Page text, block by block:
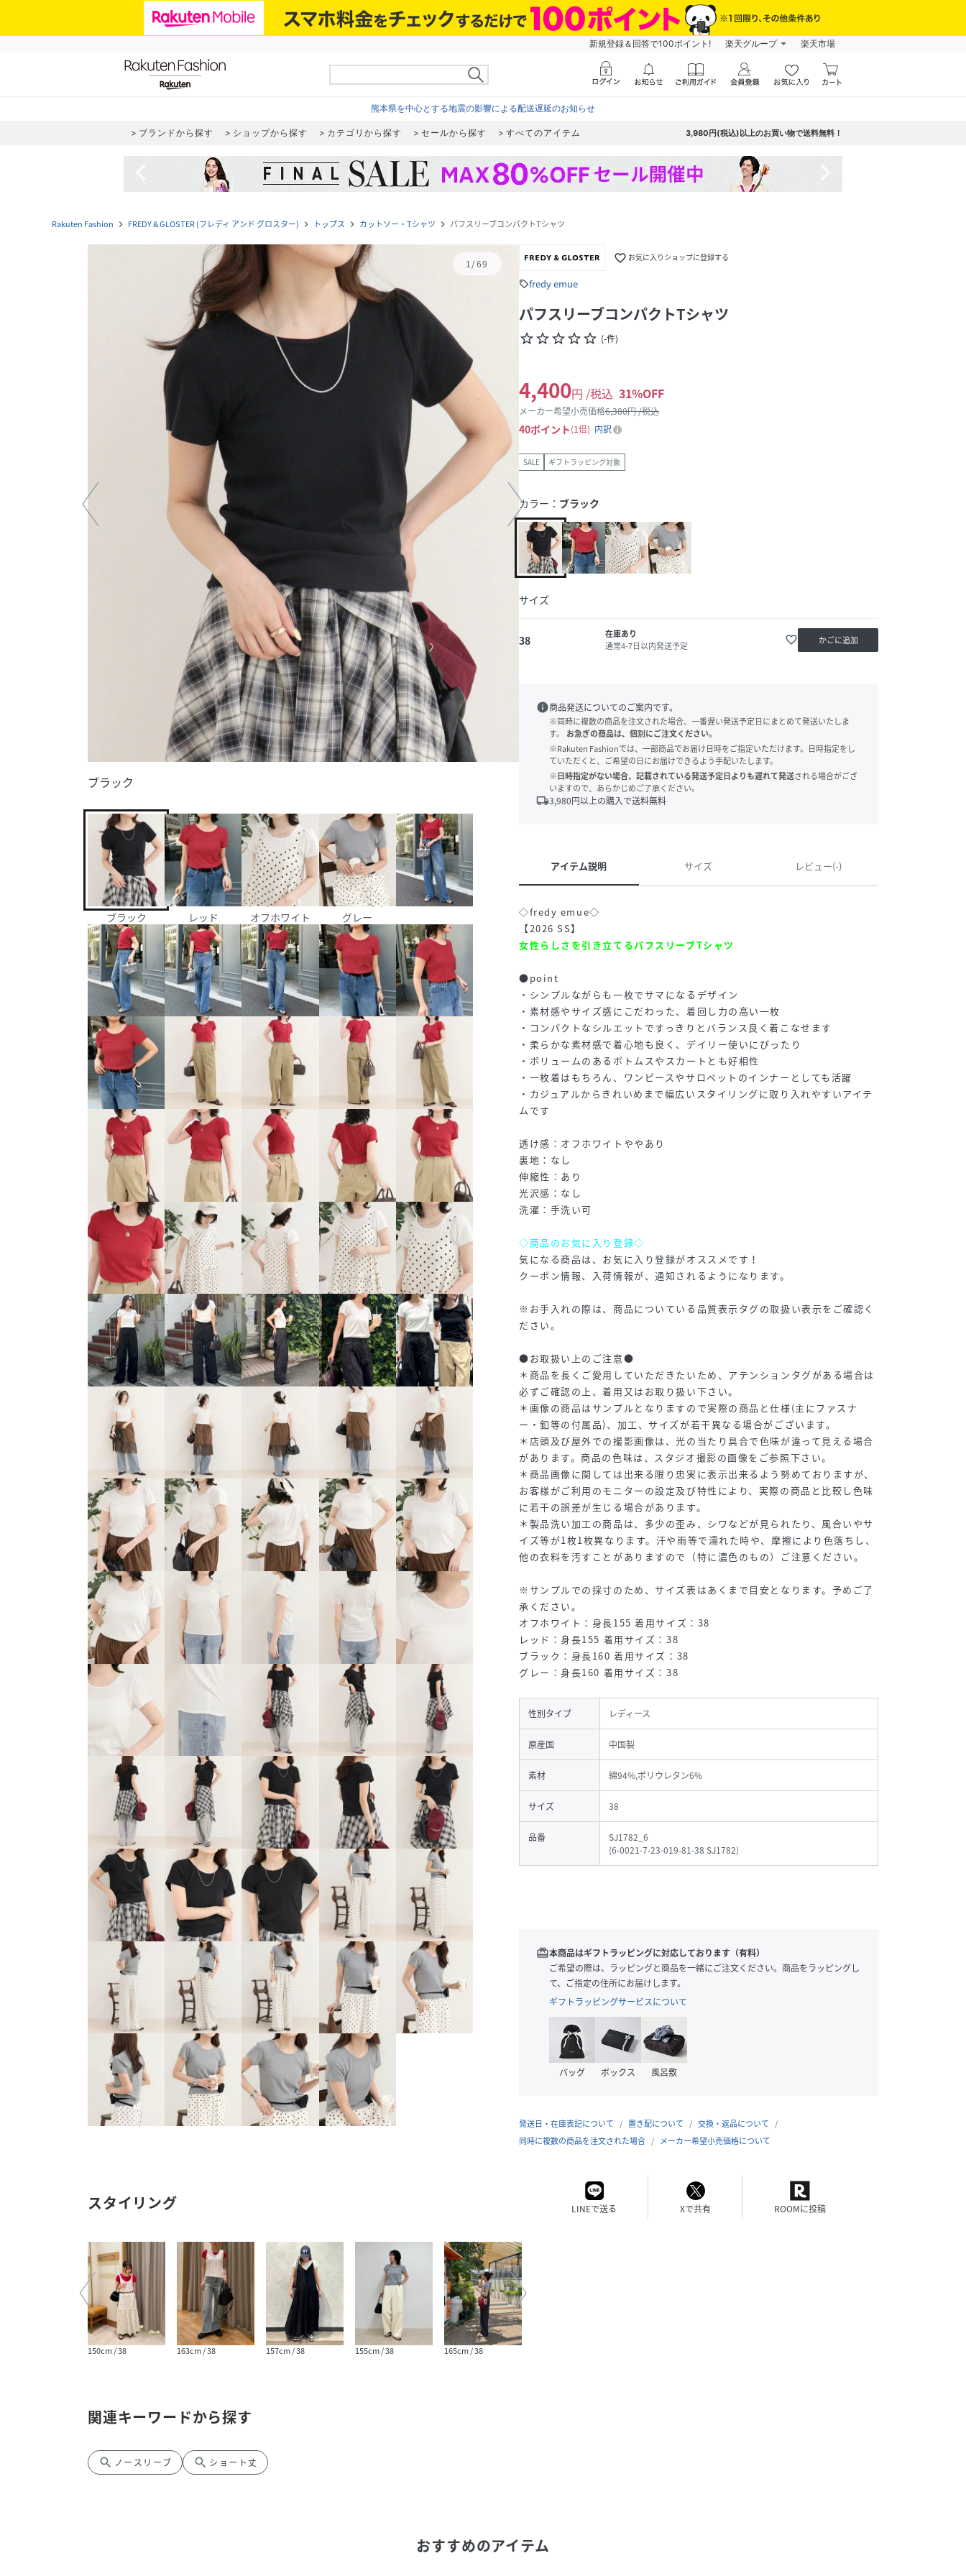
新規登録＆回答で100ポイント! 楽天グループ 楽天市場
熊本県を中心とする地震の影響による配送遅延のお知らせ
ブランドから探す ショップから探す カテゴリから探す セールから探す すべてのアイテム 3,980円(税込)以上のお買い物で送料無料！
Rakuten Fashion navigate_next FREDY & GLOSTER (フレディ アンド グロスター) navigate_next トップス navigate_next カットソー・Tシャツ navigate_next パフスリーブコンパクトTシャツ
1/69
ブラック
ブラック レッド オフホワイト グレー
スタイリング
150cm / 38 163cm / 38 157cm / 38 155cm / 38 165cm / 38
関連キーワードから探す
search ノースリーブ search ショート丈
favorite_border お気に入りショップに登録する
sellfredy emue
パフスリーブコンパクトTシャツ
star_borderstar_borderstar_borderstar_borderstar_border (-件)
4,400円 /税込 31%OFF
メーカー希望小売価格6,380円 /税込
40ポイント 1倍 内訳
SALE ギフトラッピング対象
カラー： ブラック
サイズ
38
在庫あり
通常4-7日以内発送予定
favorite_border かごに追加
info商品発送についてのご案内です。
※同時に複数の商品を注文された場合、一番遅い発送予定日にまとめて発送いたしま
す。
お急ぎの商品は、個別にご注文ください。
※Rakuten Fashionでは、一部商品でお届け日時をご指定いただけます。日時指定をし
ていただくと、ご希望の日にお届けできるよう手配いたします。
※日時指定がない場合、記載されている発送予定日よりも遅れて発送される場合がござ
いますので、あらかじめご了承ください。
local_shipping3,980円以上の購入で送料無料
アイテム説明 サイズ レビュー(-)
◇fredy emue◇
【2026 SS】
女性らしさを引き立てるパフスリーブTシャツ
●point
・シンプルながらも一枚でサマになるデザイン
・素材感やサイズ感にこだわった、着回し力の高い一枚
・コンパクトなシルエットですっきりとバランス良く着こなせます
・柔らかな素材感で着心地も良く、デイリー使いにぴったり
・ボリュームのあるボトムスやスカートとも好相性
・一枚着はもちろん、ワンピースやサロペットのインナーとしても活躍
・カジュアルからきれいめまで幅広いスタイリングに取り入れやすいアイテ
ムです
透け感：オフホワイトややあり
裏地：なし
伸縮性：あり
光沢感：なし
洗濯：手洗い可
◇商品のお気に入り登録◇
気になる商品は、お気に入り登録がオススメです！
クーポン情報、入荷情報が、通知されるようになります。
※お手入れの際は、商品についている品質表示タグの取扱い表示をご確認く
ださい。
●お取扱い上のご注意●
＊商品を長くご愛用していただきたいため、アテンションタグがある場合は
必ずご確認の上、着用又はお取り扱い下さい。
＊画像の商品はサンプルとなりますので実際の商品と仕様(主にファスナ
ー・釦等の付属品)、加工、サイズが若干異なる場合がございます。
＊店頭及び屋外での撮影画像は、光の当たり具合で色味が違って見える場合
があります。商品の色味は、スタジオ撮影の画像をご参照下さい。
＊商品画像に関しては出来る限り忠実に表示出来るよう努めておりますが、
お客様がご利用のモニターの設定及び特性により、実際の商品と比較し色味
に若干の誤差が生じる場合があります。
＊製品洗い加工の商品は、多少の歪み、シワなどが見られたり、風合いやサ
イズ等が1枚1枚異なります。汗や雨等で濡れた時や、摩擦により色落ちし、
他の衣料を汚すことがありますので（特に濃色のもの）ご注意ください。
※サンプルでの採寸のため、サイズ表はあくまで目安となります。予めご了
承ください。
オフホワイト：身長155 着用サイズ：38
レッド：身長155 着用サイズ：38
ブラック：身長160 着用サイズ：38
グレー：身長160 着用サイズ：38
性別タイプ レディース
原産国 中国製
素材 綿94%,ポリウレタン6%
サイズ 38
品番
SJ1782_6
(6-0021-7-23-019-81-38 SJ1782)
redeem本商品はギフトラッピングに対応しております（有料）
ご希望の際は、ラッピングと商品を一緒にご注文ください。商品をラッピングし
て、ご指定の住所にお届けします。
ギフトラッピングサービスについて
バッグ ボックス 風呂敷
発送日・在庫表記について 置き配について
交換・返品について
同時に複数の商品を注文された場合
メーカー希望小売価格について
LINEで送る Xで共有 ROOMに投稿
おすすめのアイテム